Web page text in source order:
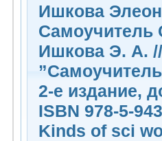
Ишкова
Самоучитель
Ишкова Э. А.
2-е издание,
ISBN 978-5-
Kinds of sci